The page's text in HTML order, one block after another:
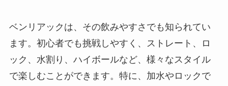
ベンリアックは、その飲みやすさでも知られてい
ます。初心者でも挑戦しやすく、ストレート、ロ
ック、水割り、ハイボールなど、様々なスタイル
で楽しむことができます。特に、加水やロックで